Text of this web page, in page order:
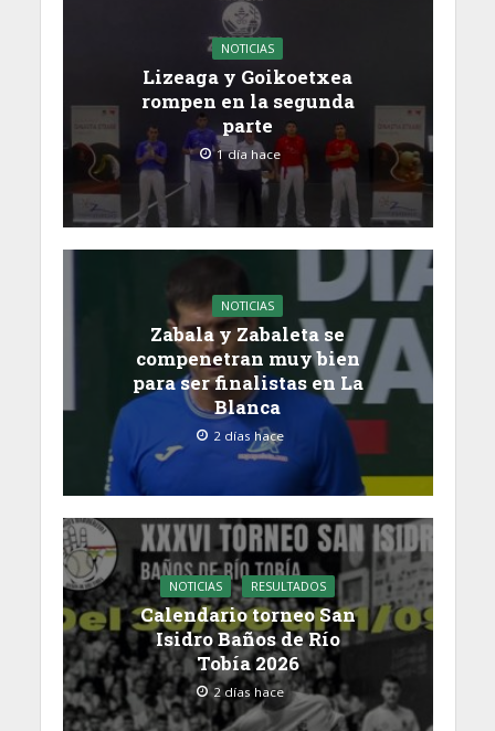
NOTICIAS
Lizeaga y Goikoetxea
rompen en la segunda
parte
1 día hace
NOTICIAS
Zabala y Zabaleta se
compenetran muy bien
para ser finalistas en La
Blanca
2 días hace
NOTICIAS RESULTADOS
Calendario torneo San
Isidro Baños de Río
Tobía 2026
2 días hace